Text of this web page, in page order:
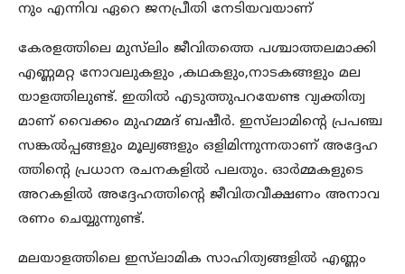
നും എന്നിവ ഏറെ ജനപ്രീതി നേടിയവയാണ്
കേരളത്തിലെ മുസ്‌ലിം ജീവിതത്തെ പശ്ചാത്തലമാക്കി
എണ്ണമറ്റ നോവലുകളും ,കഥകളും,നാടകങ്ങളും മല
യാളത്തിലുണ്ട്. ഇതില്‍ എടുത്തുപറയേണ്ട വ്യക്തിത്വ
മാണ് വൈക്കം മുഹമ്മദ് ബഷീര്‍. ഇസ്‌ലാമിന്‍റെ പ്രപഞ്ച
സങ്കല്‍പ്പങ്ങളും മൂല്യങ്ങളും ഒളിമിന്നുന്നതാണ് അദ്ദേഹ
ത്തിന്റെ പ്രധാന രചനകളില്‍ പലതും. ഓര്‍മ്മകളുടെ
അറകളില്‍ അദ്ദേഹത്തിന്‍റെ ജീവിതവീക്ഷണം അനാവ
രണം ചെയ്യുന്നുണ്ട്.
മലയാളത്തിലെ ഇസ്‌ലാമിക സാഹിത്യങ്ങളില്‍ എണ്ണം